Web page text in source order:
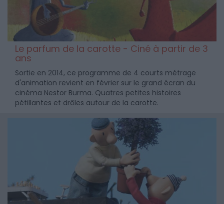
Le parfum de la carotte - Ciné à partir de 3
ans
Sortie en 2014, ce programme de 4 courts métrage
d'animation revient en février sur le grand écran du
cinéma Nestor Burma. Quatres petites histoires
pétillantes et drôles autour de la carotte.